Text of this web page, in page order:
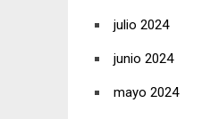
julio 2024
junio 2024
mayo 2024